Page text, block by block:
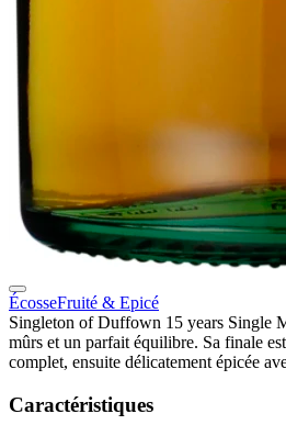
ÉcosseFruité & Epicé
Singleton of Duffown 15 years Single
mûrs et un parfait équilibre. Sa finale
complet, ensuite délicatement épicée
Caractéristiques